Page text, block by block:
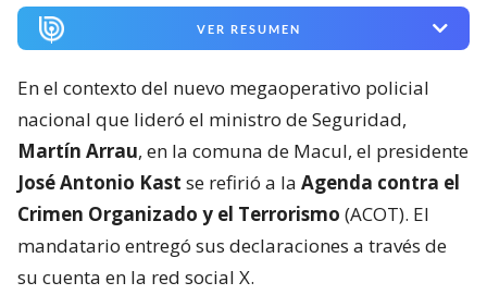
VER RESUMEN
En el contexto del nuevo megaoperativo policial
nacional que lideró el ministro de Seguridad,
Martín Arrau, en la comuna de Macul, el presidente
José Antonio Kast se refirió a la Agenda contra el
Crimen Organizado y el Terrorismo (ACOT). El
mandatario entregó sus declaraciones a través de
su cuenta en la red social X.